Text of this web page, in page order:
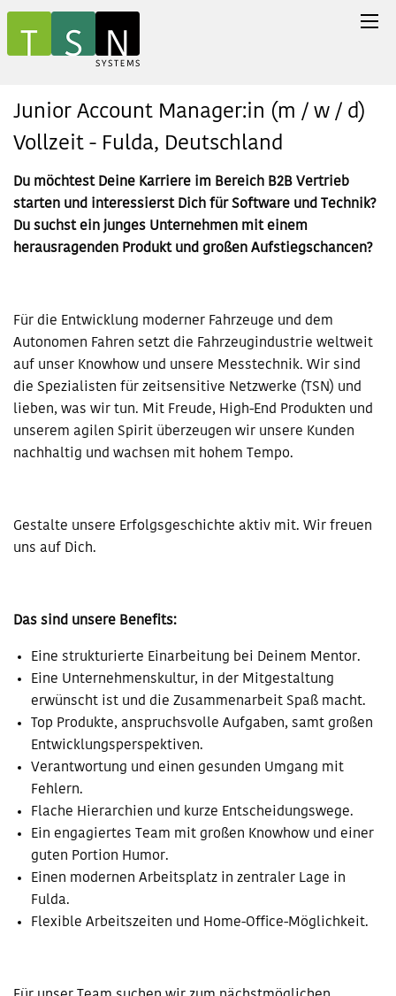
Junior Account Manager:in (m / w / d)
Vollzeit - Fulda, Deutschland
Du möchtest Deine Karriere im Bereich B2B Vertrieb
starten und interessierst Dich für Software und Technik?
Du suchst ein junges Unternehmen mit einem
herausragenden Produkt und großen Aufstiegschancen?
Für die Entwicklung moderner Fahrzeuge und dem
Autonomen Fahren setzt die Fahrzeugindustrie weltweit
auf unser Knowhow und unsere Messtechnik. Wir sind
die Spezialisten für zeitsensitive Netzwerke (TSN) und
lieben, was wir tun. Mit Freude, High-End Produkten und
unserem agilen Spirit überzeugen wir unsere Kunden
nachhaltig und wachsen mit hohem Tempo.
Gestalte unsere Erfolgsgeschichte aktiv mit. Wir freuen
uns auf Dich.
Das sind unsere Benefits:
Eine strukturierte Einarbeitung bei Deinem Mentor.
Eine Unternehmenskultur, in der Mitgestaltung
erwünscht ist und die Zusammenarbeit Spaß macht.
Top Produkte, anspruchsvolle Aufgaben, samt großen
Entwicklungsperspektiven.
Verantwortung und einen gesunden Umgang mit
Fehlern.
Flache Hierarchien und kurze Entscheidungswege.
Ein engagiertes Team mit großen Knowhow und einer
guten Portion Humor.
Einen modernen Arbeitsplatz in zentraler Lage in
Fulda.
Flexible Arbeitszeiten und Home-Office-Möglichkeit.